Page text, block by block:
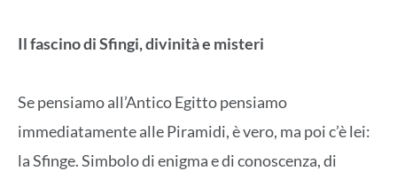
Il fascino di Sfingi, divinità e misteri
Se pensiamo all’Antico Egitto pensiamo
immediatamente alle Piramidi, è vero, ma poi c’è lei:
la Sfinge. Simbolo di enigma e di conoscenza, di